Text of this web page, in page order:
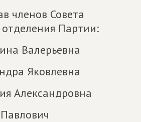
членов Совета
отделения Партии:
Валерьевна
Яковлевна
Александровна